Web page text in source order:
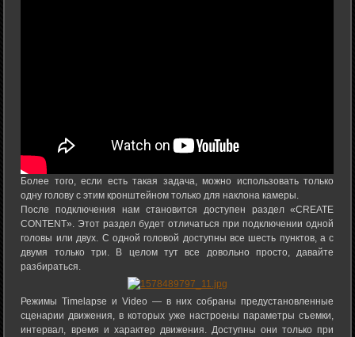
Более того, если есть такая задача, можно использовать только
одну голову с этим кронштейном только для наклона камеры.
После подключения нам становится доступен раздел «CREATE
CONTENT». Этот раздел будет отличаться при подключении одной
головы или двух. С одной головой доступны все шесть пунктов, а с
двумя только три. В целом тут все довольно просто, давайте
разбираться.
Режимы Timelapse и Video — в них собраны предустановленные
сценарии движения, в которых уже настроены параметры съемки,
интервал, время и характер движения. Доступны они только при